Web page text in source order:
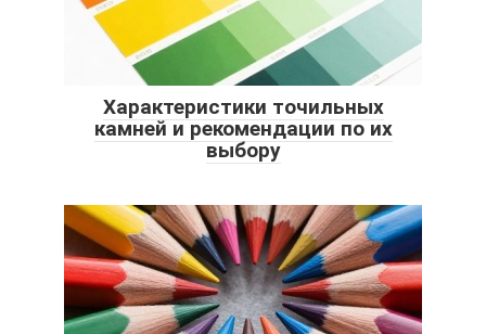
Характеристики точильных
камней и рекомендации по их
выбору